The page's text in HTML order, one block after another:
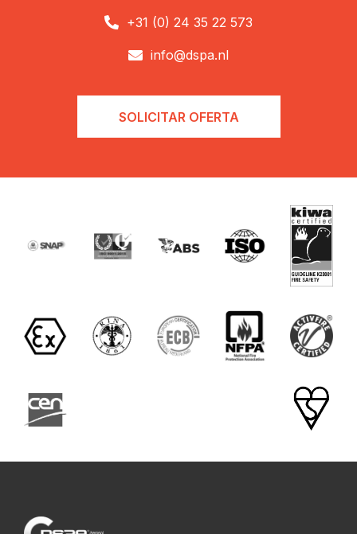
 +31 (0) 24 35 22 573
 info@dspa.nl
SOLICITAR OFERTA